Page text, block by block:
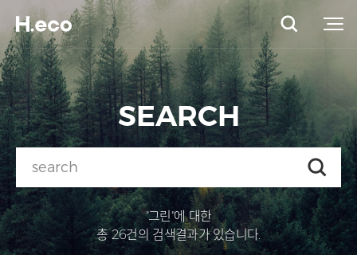
SEARCH
"그린"에 대한
총 26건의 검색결과가 있습니다.